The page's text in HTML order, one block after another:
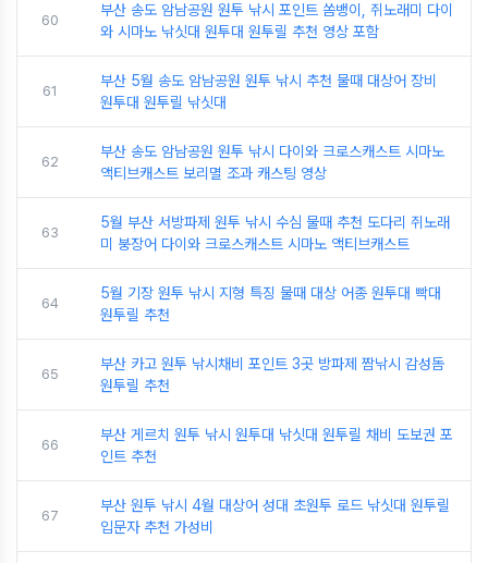
60
부산 송도 암남공원 원투 낚시 포인트 쏨뱅이, 쥐노래미 다이
와 시마노 낚싯대 원투대 원투릴 추천 영상 포함
61
부산 5월 송도 암남공원 원투 낚시 추천 물때 대상어 장비
원투대 원투릴 낚싯대
62
부산 송도 암남공원 원투 낚시 다이와 크로스캐스트 시마노
액티브캐스트 보리멸 조과 캐스팅 영상
63
5월 부산 서방파제 원투 낚시 수심 물때 추천 도다리 쥐노래
미 붕장어 다이와 크로스캐스트 시마노 액티브캐스트
64
5월 기장 원투 낚시 지형 특징 물때 대상 어종 원투대 빡대
원투릴 추천
65
부산 카고 원투 낚시채비 포인트 3곳 방파제 짬낚시 감성돔
원투릴 추천
66
부산 게르치 원투 낚시 원투대 낚싯대 원투릴 채비 도보권 포
인트 추천
67
부산 원투 낚시 4월 대상어 성대 초원투 로드 낚싯대 원투릴
입문자 추천 가성비